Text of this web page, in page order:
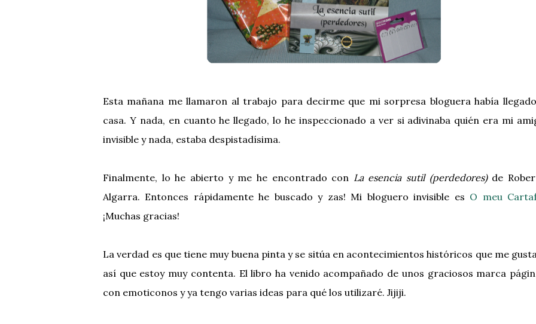
Esta mañana me llamaron al trabajo para decirme que mi sorpresa bloguera había
casa. Y nada, en cuanto he llegado, lo he inspeccionado a ver si adivinaba quién era mi
invisible y nada, estaba despistadísima.
Finalmente, lo he abierto y me he encontrado con La esencia sutil (perdedores) de
Algarra. Entonces rápidamente he buscado y zas! Mi bloguero invisible es O meu
¡Muchas gracias!
La verdad es que tiene muy buena pinta y se sitúa en acontecimientos históricos que me
así que estoy muy contenta. El libro ha venido acompañado de unos graciosos marca
con emoticonos y ya tengo varias ideas para qué los utilizaré. Jijiji.